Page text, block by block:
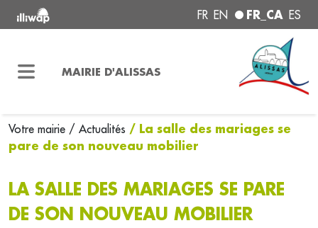
FR EN FR_CA ES
MAIRIE D'ALISSAS
Votre mairie / Actualités / La salle des mariages se
pare de son nouveau mobilier
LA SALLE DES MARIAGES SE PARE
DE SON NOUVEAU MOBILIER